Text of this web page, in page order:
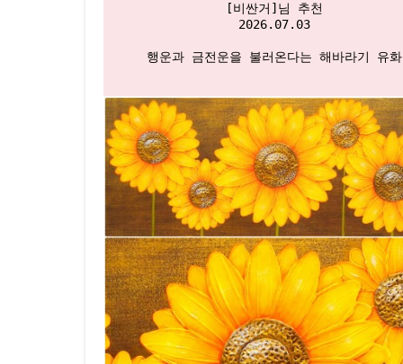
[비싼거]님 추천
2026.07.03
행운과 금전운을 불러온다는 해바라기 유화